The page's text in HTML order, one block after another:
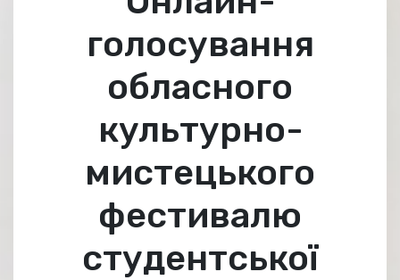
голосування
обласного
культурно-
мистецького
фестивалю
студентської